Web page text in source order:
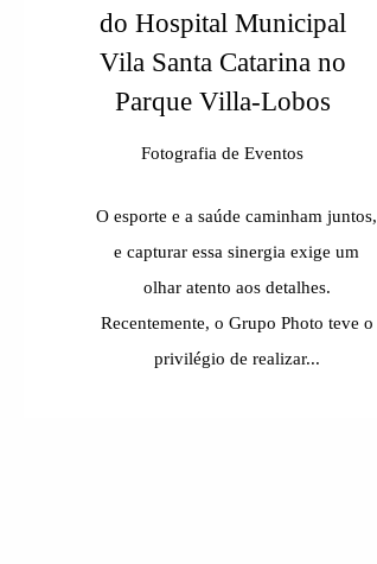
do Hospital Municipal
Vila Santa Catarina no
Parque Villa-Lobos
Fotografia de Eventos
O esporte e a saúde caminham juntos,
e capturar essa sinergia exige um
olhar atento aos detalhes.
Recentemente, o Grupo Photo teve o
privilégio de realizar...